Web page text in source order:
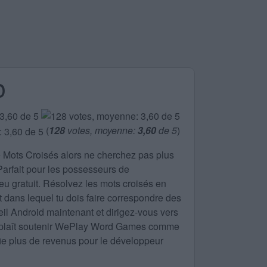
(128 votes, moyenne:3,60de 5)
Mots Croisés alors ne cherchez pas plus
pour les possesseurs de
gratuit. Résolvez les mots croisés en
lequel tu dois faire correspondre des
Android maintenant et dirigez-vous vers
soutenir WePlay Word Games comme
plus de revenus pour le développeur